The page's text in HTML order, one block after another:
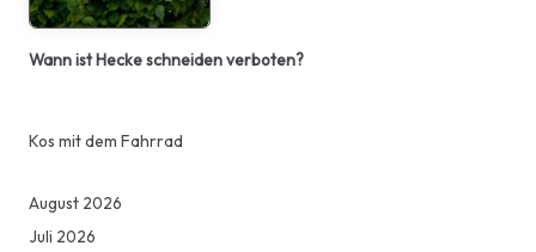
Wann ist Hecke schneiden verboten?
Kos mit dem Fahrrad
August 2026
Juli 2026